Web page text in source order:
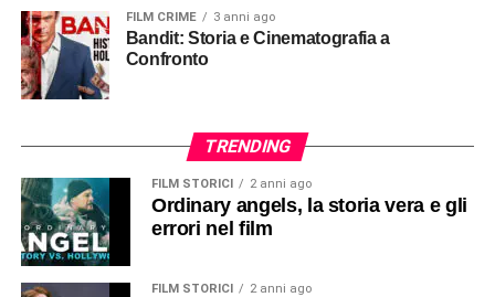
FILM CRIME 3 anni ago
Bandit: Storia e Cinematografia a
Confronto
TRENDING
FILM STORICI 2 anni ago
Ordinary angels, la storia vera e gli
errori nel film
FILM STORICI 2 anni ago